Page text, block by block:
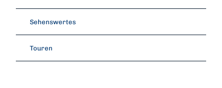
Sehenswertes
Touren